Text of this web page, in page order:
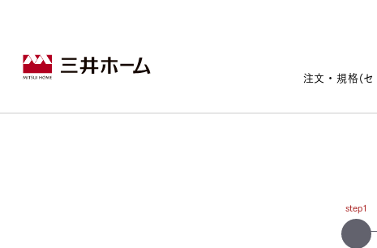
注文・規格(
あなたの理想の住まいをかたちにstep1